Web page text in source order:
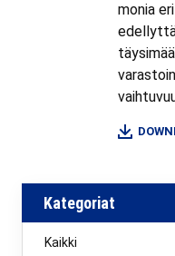
monia
Kategoriat
Kaikki